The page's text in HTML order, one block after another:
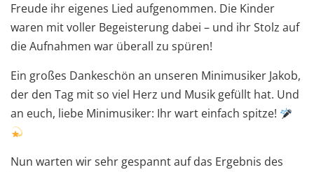
Freude ihr eigenes Lied aufgenommen. Die Kinder
waren mit voller Begeisterung dabei – und ihr Stolz auf
die Aufnahmen war überall zu spüren!
Ein großes Dankeschön an unseren Minimusiker Jakob,
der den Tag mit so viel Herz und Musik gefüllt hat. Und
an euch, liebe Minimusiker: Ihr wart einfach spitze!
Nun warten wir sehr gespannt auf das Ergebnis des